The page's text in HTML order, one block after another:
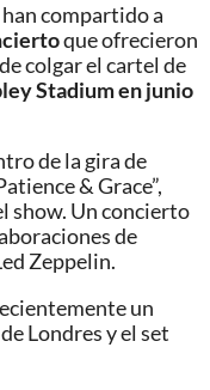
han compartido a
que ofrecieron
colgar el cartel de
Stadium en junio
de la gira de
& Grace”,
show. Un concierto
de
Zeppelin.
un
Londres y el set